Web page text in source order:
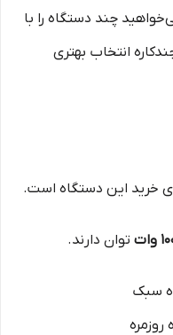
چند دستگاه را با
انتخاب بهتری
خرید این دستگاه است.
توان دارند.